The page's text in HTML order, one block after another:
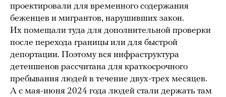
проектировали для временного содержания
беженцев и мигрантов, нарушивших закон.
Их помещали туда для дополнительной проверки
после перехода границы или для быстрой
депортации. Поэтому вся инфраструктура
детеншенов рассчитана для краткосрочного
пребывания людей в течение двух-трех месяцев.
А с мая-июня 2024 года людей стали держать там